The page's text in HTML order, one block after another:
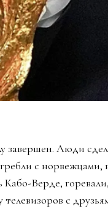
завершен. Люди
с норвежцами,
Верде,
телевизоров с